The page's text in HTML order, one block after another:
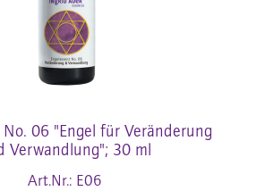
No. 06 "Engel für Veränderung
Verwandlung"; 30 ml
Art.Nr.: E06